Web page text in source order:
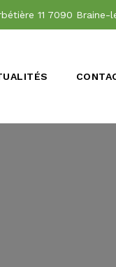
11 7090 Braine-